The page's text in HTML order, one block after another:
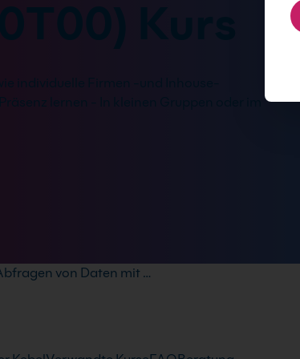
Kurs
individuelle Firmen -und Inhouse-
lernen - In kleinen Gruppen oder im
von Daten mit …